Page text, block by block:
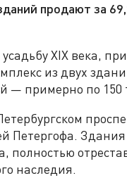
продают за
XIX века,
из двух
— примерно по 150
Петергофа.
наследия.